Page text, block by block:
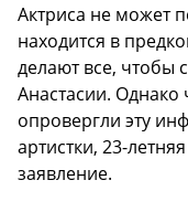
Актриса не может
находится в
делают все, чтобы
Анастасии. Однако
опровергли эту
артистки, 23-
заявление.